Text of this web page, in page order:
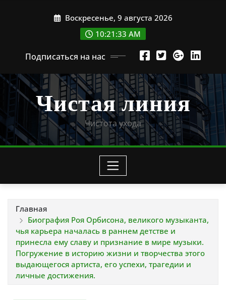
Воскресенье, 9 августа 2026
10:21:34 AM
Подписаться на нас
Чистая линия
Чистота ухода
Главная
Биография Роя Орбисона, великого музыканта,
чья карьера началась в раннем детстве и
принесла ему славу и признание в мире музыки.
Погружение в историю жизни и творчества этого
выдающегося артиста, его успехи, трагедии и
личные достижения.